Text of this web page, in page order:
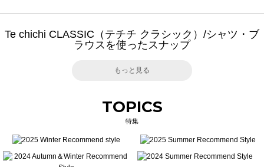
Te chichi CLASSIC（テチチ クラシック）/シャツ・ブ
ラウスを使ったスナップ
もっと見る
TOPICS
特集